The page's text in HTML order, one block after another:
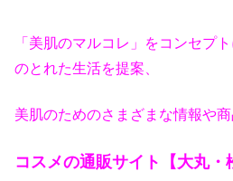
「美肌のマルコレ」をコンセプ
のとれた生活を提案、
美肌のためのさまざまな情報や
コスメの通販サイト【大丸